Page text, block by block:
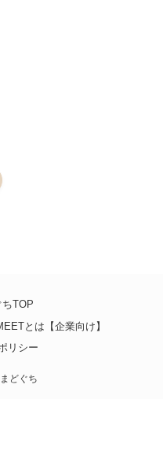
TOP
とは【企業向け】
リシー
どぐち